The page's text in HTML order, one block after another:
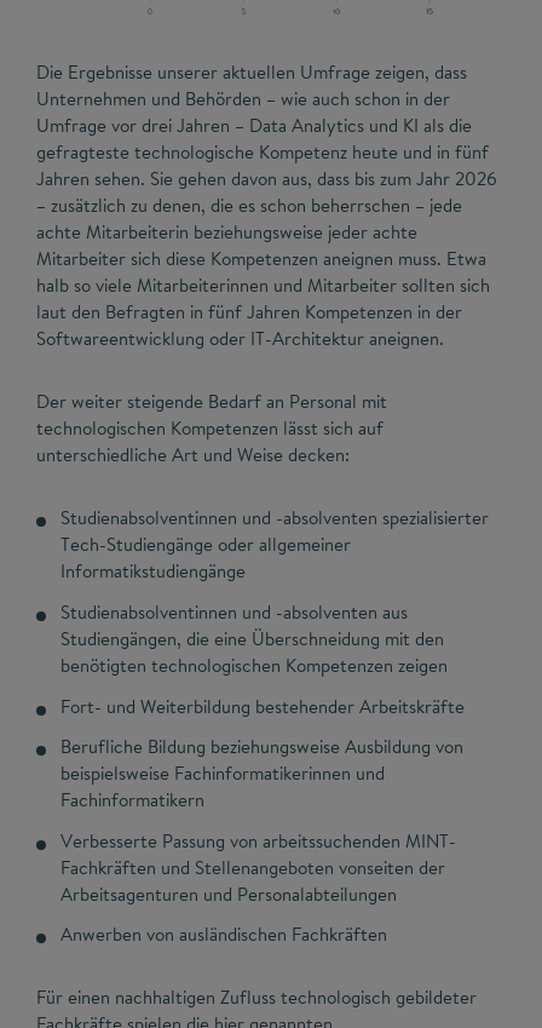
Die Ergebnisse unserer aktuellen Umfrage zeigen, dass
Unternehmen und Behörden – wie auch schon in der
Umfrage vor drei Jahren – Data Analytics und KI als die
gefragteste technologische Kompetenz heute und in fünf
Jahren sehen. Sie gehen davon aus, dass bis zum Jahr 2026
– zusätzlich zu denen, die es schon beherrschen – jede
achte Mitarbeiterin beziehungsweise jeder achte
Mitarbeiter sich diese Kompetenzen aneignen muss. Etwa
halb so viele Mitarbeiterinnen und Mitarbeiter sollten sich
laut den Befragten in fünf Jahren Kompetenzen in der
Softwareentwicklung oder IT-Architektur aneignen.
Der weiter steigende Bedarf an Personal mit
technologischen Kompetenzen lässt sich auf
unterschiedliche Art und Weise decken:
Studienabsolventinnen und -absolventen spezialisierter
Tech-Studiengänge oder allgemeiner
Informatikstudiengänge
Studienabsolventinnen und -absolventen aus
Studiengängen, die eine Überschneidung mit den
benötigten technologischen Kompetenzen zeigen
Fort- und Weiterbildung bestehender Arbeitskräfte
Berufliche Bildung beziehungsweise Ausbildung von
beispielsweise Fachinformatikerinnen und
Fachinformatikern
Verbesserte Passung von arbeitssuchenden MINT-
Fachkräften und Stellenangeboten vonseiten der
Arbeitsagenturen und Personalabteilungen
Anwerben von ausländischen Fachkräften
Für einen nachhaltigen Zufluss technologisch gebildeter